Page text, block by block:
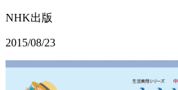
NHK出版
2015/08/23